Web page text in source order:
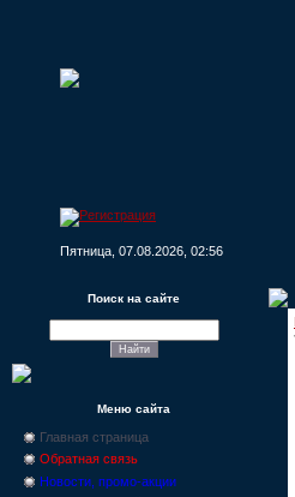
Пятница, 07.08.2026, 02:56
Поиск на сайте
Меню сайта
Главная страница
Обратная связь
Новости, промо-акции